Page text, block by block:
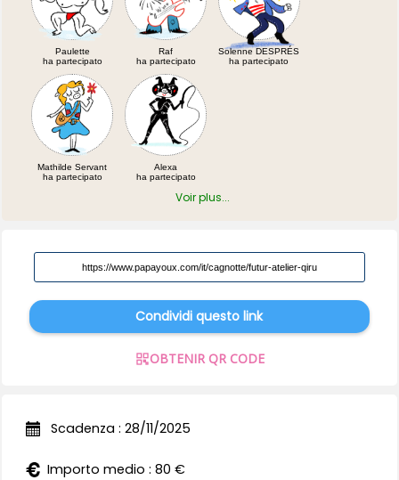
Paulette
ha partecipato
Raf
ha partecipato
Solenne DESPRÉS
ha partecipato
Mathilde Servant
ha partecipato
Alexa
ha partecipato
Voir plus...
Condividi questo link
OBTENIR QR CODE
Scadenza : 28/11/2025
Importo medio : 80 €